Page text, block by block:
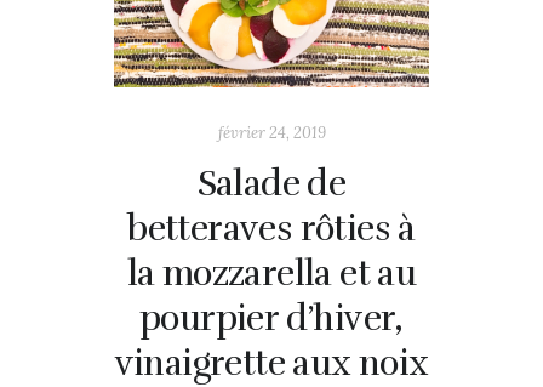
février 24, 2019
Salade de
betteraves rôties à
la mozzarella et au
pourpier d’hiver,
vinaigrette aux noix